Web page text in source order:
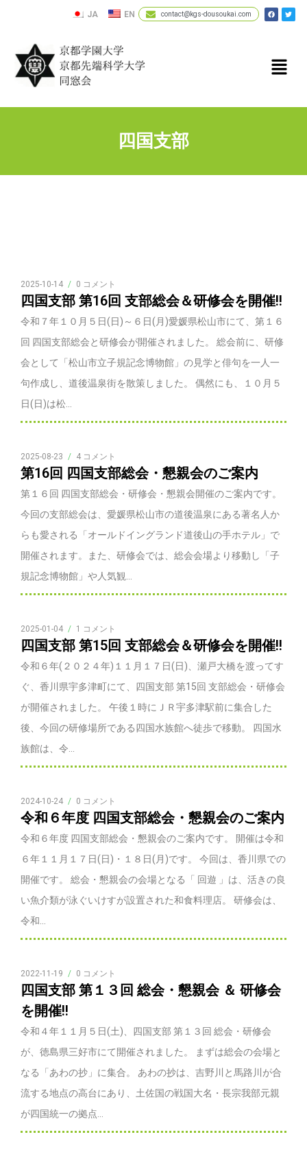
JA EN contact@kgs-dousoukai.com
四国支部
2025-10-14 / 0 コメント
四国支部 第16回 支部総会＆研修会を開催!!
令和７年１０月５日(日)～６日(月)愛媛県松山市にて、第１６
回 四国支部総会と研修会が開催されました。 総会前に、研修
会として「松山市立子規記念博物館」の見学と俳句を一人一
句作成し、道後温泉街を散策しました。 偶然にも、１０月５
日(日)は松...
2025-08-23 / 4 コメント
第16回 四国支部総会・懇親会のご案内
第１６回 四国支部総会・研修会・懇親会開催のご案内です。
今回の支部総会は、愛媛県松山市の道後温泉にある著名人か
らも愛される「オールドイングランド道後山の手ホテル」で
開催されます。また、研修会では、総会会場より移動し「子
規記念博物館」や人気観...
2025-01-04 / 1 コメント
四国支部 第15回 支部総会＆研修会を開催!!
令和６年(２０２４年)１１月１７日(日)、瀬戸大橋を渡ってす
ぐ、香川県宇多津町にて、四国支部 第15回 支部総会・研修会
が開催されました。 午後１時にＪＲ宇多津駅前に集合した
後、今回の研修場所である四国水族館へ徒歩で移動。 四国水
族館は、令...
2024-10-24 / 0 コメント
令和６年度 四国支部総会・懇親会のご案内
令和６年度 四国支部総会・懇親会のご案内です。 開催は令和
６年１１月１７日(日)・１８日(月)です。 今回は、香川県での
開催です。 総会・懇親会の会場となる「 回遊 」は、活きの良
い魚介類が泳ぐいけすが設置された和食料理店。 研修会は、
令和...
2022-11-19 / 0 コメント
四国支部 第１３回 総会・懇親会 ＆ 研修会
を開催!!
令和４年１１月５日(土)、四国支部 第１３回 総会・研修会
が、徳島県三好市にて開催されました。 まずは総会の会場と
なる「あわの抄」に集合。 あわの抄は、吉野川と馬路川が合
流する地点の高台にあり、土佐国の戦国大名・長宗我部元親
が四国統一の拠点...